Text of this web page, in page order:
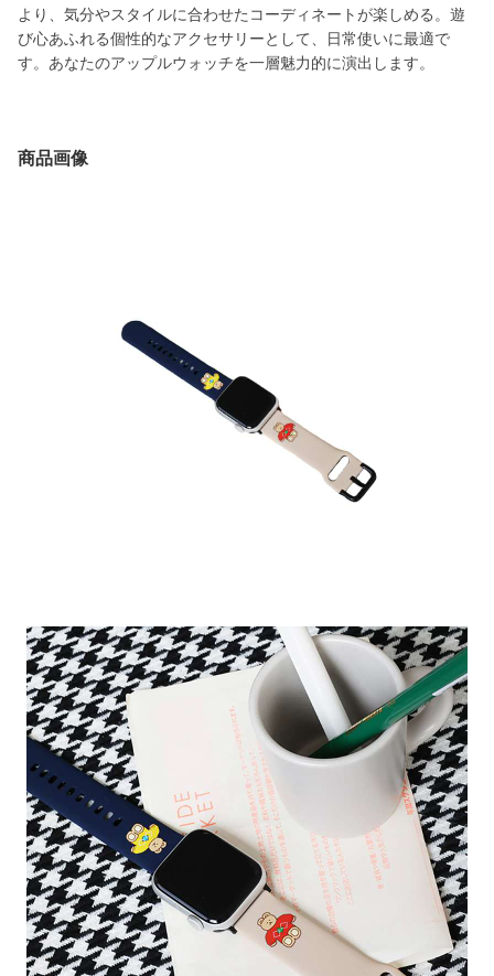
より、気分やスタイルに合わせたコーディネートが楽しめる。遊
び心あふれる個性的なアクセサリーとして、日常使いに最適で
す。あなたのアップルウォッチを一層魅力的に演出します。
商品画像